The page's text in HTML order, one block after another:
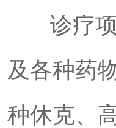
诊疗项
及各种药
种休克、